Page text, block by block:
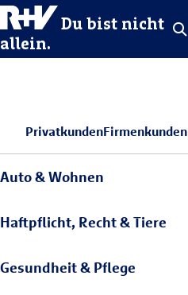
Du bist nicht
allein.
PrivatkundenFirmenkunden
Auto & Wohnen
Haftpflicht, Recht & Tiere
Gesundheit & Pflege